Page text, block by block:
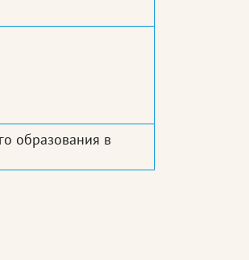
образования в